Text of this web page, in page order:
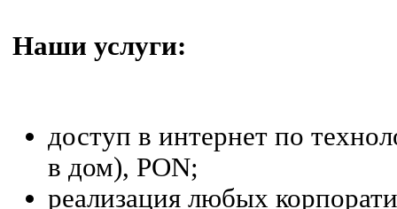
Наши услуги:
доступ в интернет по
в дом), PON;
реализация любых